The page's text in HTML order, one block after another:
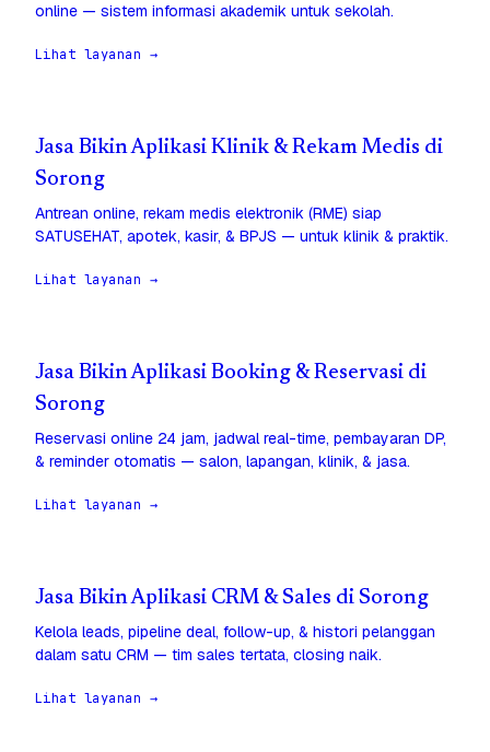
online — sistem informasi akademik untuk sekolah.
Lihat layanan →
Jasa Bikin Aplikasi Klinik & Rekam Medis di
Sorong
Antrean online, rekam medis elektronik (RME) siap
SATUSEHAT, apotek, kasir, & BPJS — untuk klinik & praktik.
Lihat layanan →
Jasa Bikin Aplikasi Booking & Reservasi di
Sorong
Reservasi online 24 jam, jadwal real-time, pembayaran DP,
& reminder otomatis — salon, lapangan, klinik, & jasa.
Lihat layanan →
Jasa Bikin Aplikasi CRM & Sales di Sorong
Kelola leads, pipeline deal, follow-up, & histori pelanggan
dalam satu CRM — tim sales tertata, closing naik.
Lihat layanan →